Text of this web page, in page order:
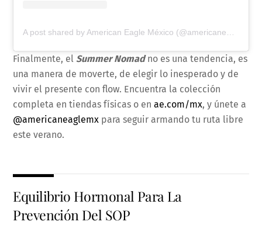
A post shared by American Eagle México (@americaneaglemx)
Finalmente, el Summer Nomad no es una tendencia, es
una manera de moverte, de elegir lo inesperado y de
vivir el presente con flow. Encuentra la colección
completa en tiendas físicas o enae.com/mx, y únete a
@americaneaglemx para seguir armando tu ruta libre
este verano.
Equilibrio Hormonal Para La
Prevención Del SOP